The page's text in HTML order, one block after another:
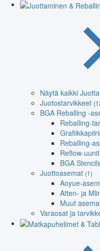
Näytä kaikki
Juotostarvikkeet
BGA Reballing -
Reballing-
Reballing-
Reflow-uunit
BGA
Juottoasemat (1)
Aoyue-
Atten- ja
Muut
Varaosat ja